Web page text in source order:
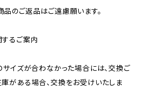
のご返品はご遠慮願います。
るご案内
サイズが合わなかった場合には、交換ご
がある場合、交換をお受けいたしま